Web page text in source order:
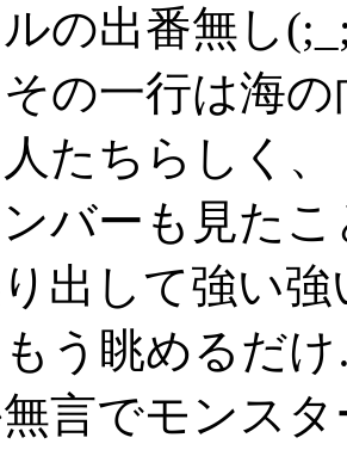
の出番無し
の一行は海
たちらしく、
バーも見た
出して強い強
う眺めるだ
言でモンス